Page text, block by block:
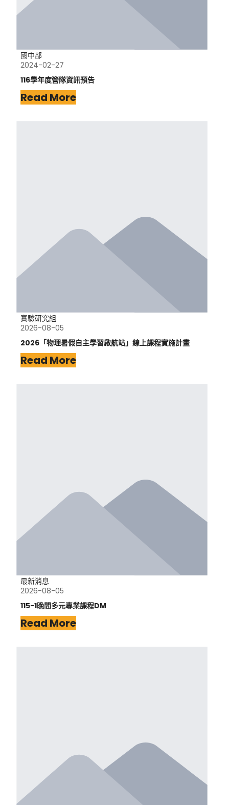
國中部
2024-02-27
116學年度營隊資訊預告
Read More
實驗研究組
2026-08-05
2026「物理暑假自主學習啟航站」線上課程實施計畫
Read More
最新消息
2026-08-05
115-1晚間多元專業課程DM
Read More